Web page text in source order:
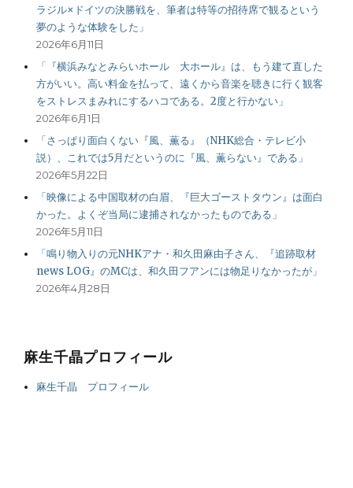
ラジル×ドイツの決勝戦を、筆者は特等の招待席で観るという
夢のような体験をした」
2026年6月11日
「『横浜みなとみらいホール 大ホール』は、もう建て直した
方がいい。高い料金を払って、遠くから音楽を聴きに行く観客
をストレスまみれにするハコである。2度と行かない」
2026年6月1日
「さっぱり面白くない『風、薫る』（NHK総合・テレビ小
説）、これでは5月だというのに『風、薫らない』である」
2026年5月22日
「映像による中国取材の白眉、『巨大ゴーストタウン』は面白
かった。よくぞ当局に逮捕されなかったものである」
2026年5月11日
「鳴り物入りの元NHKアナ・和久田麻由子さん、『追跡取材
news LOG』のMCは、和久田フアンには物足りなかったが」
2026年4月28日
麻生千晶プロフィール
麻生千晶 プロフィール